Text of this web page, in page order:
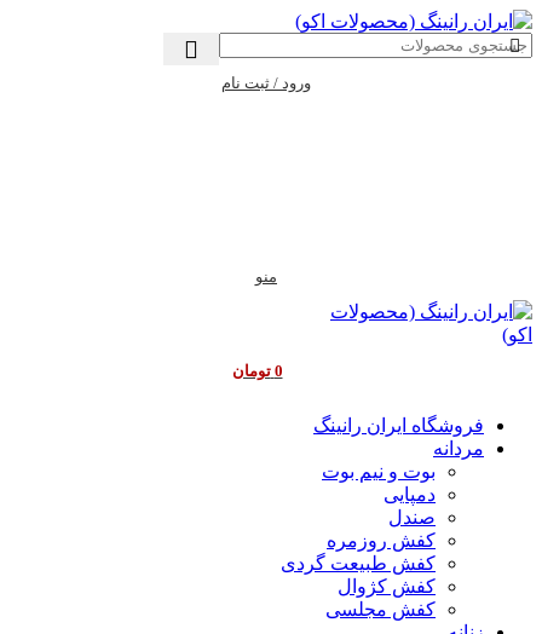
ورود / ثبت نام
منو
0 تومان
فروشگاه ایران رانینگ
مردانه
بوت و نیم بوت
دمپایی
صندل
کفش روزمره
کفش طبیعت گردی
کفش کژوال
کفش مجلسی